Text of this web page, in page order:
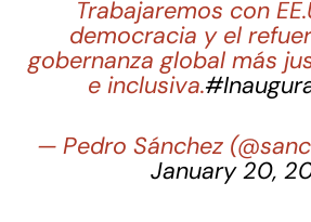
Trabajaremos con
democracia y el
gobernanza global más
e inclusiva.
— Pedro Sánchez
January 20,